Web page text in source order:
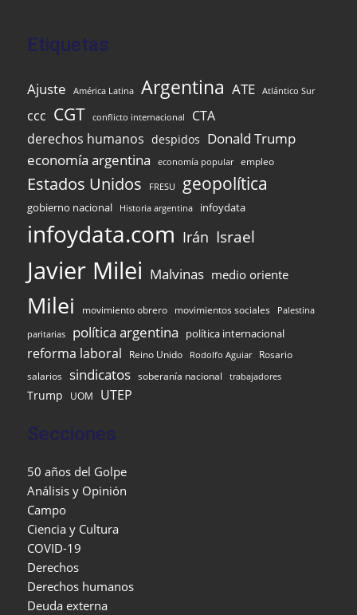
Etiquetas
Ajuste América Latina Argentina ATE Atlántico Sur
ccc CGT conflicto internacional
CTA
derechos humanos despidos Donald Trump
economía argentina
economía popular empleo
Estados Unidos FRESU geopolítica
gobierno nacional Historia argentina infoydata
infoydata.com Irán Israel
Javier Milei Malvinas medio oriente
Milei movimiento obrero movimientos sociales Palestina
paritarias política argentina política internacional
reforma laboral Reino Unido Rodolfo Aguiar Rosario
salarios sindicatos soberanía nacional trabajadores
Trump UOM UTEP
Secciones
50 años del Golpe
Análisis y Opinión
Campo
Ciencia y Cultura
COVID-19
Derechos
Derechos humanos
Deuda externa